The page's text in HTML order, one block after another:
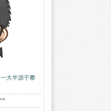
大半源于攀